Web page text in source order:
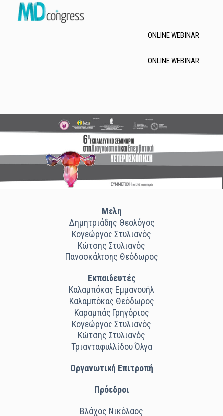
ONLINE WEBINAR
Μέλη
Δημητριάδης Θεολόγος
Κογεώργος Στυλιανός
Κώτσης Στυλιανός
Πανοσκάλτσης Θεόδωρος
Εκπαιδευτές
Καλαμπόκας Εμμανουήλ
Καλαμπόκας Θεόδωρος
Καραμπάς Γρηγόριος
Κογεώργος Στυλιανός
Κώτσης Στυλιανός
Τριανταφυλλίδου Όλγα
Οργανωτική Επιτροπή
Πρόεδροι
Βλάχος Νικόλαος
ONLINE WEBINAR